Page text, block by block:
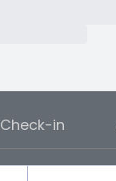
Check-in